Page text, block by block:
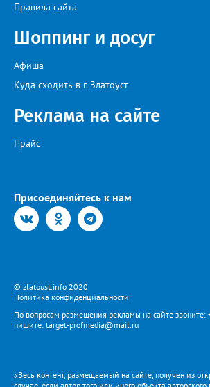
Правила сайта
Шоппинг и досуг
Афиша
Куда сходить в г. Златоуст
Реклама на сайте
Прайс
Присоединяйтесь к нам
© zlatoust.info 2020
Политика конфиденциальности
По вопросам размещения рекламы на сайте
пишите: target-profmedia@mail.ru
«Весь контент, размещаемый на сайте, получен из